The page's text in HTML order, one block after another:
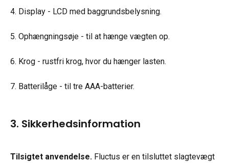
4. Display - LCD med baggrundsbelysning.
5. Ophængningsøje - til at hænge vægten op.
6. Krog - rustfri krog, hvor du hænger lasten.
7. Batterilåge - til tre AAA-batterier.
3. Sikkerhedsinformation
Tilsigtet anvendelse. Fluctus er en tilsluttet slagtevægt